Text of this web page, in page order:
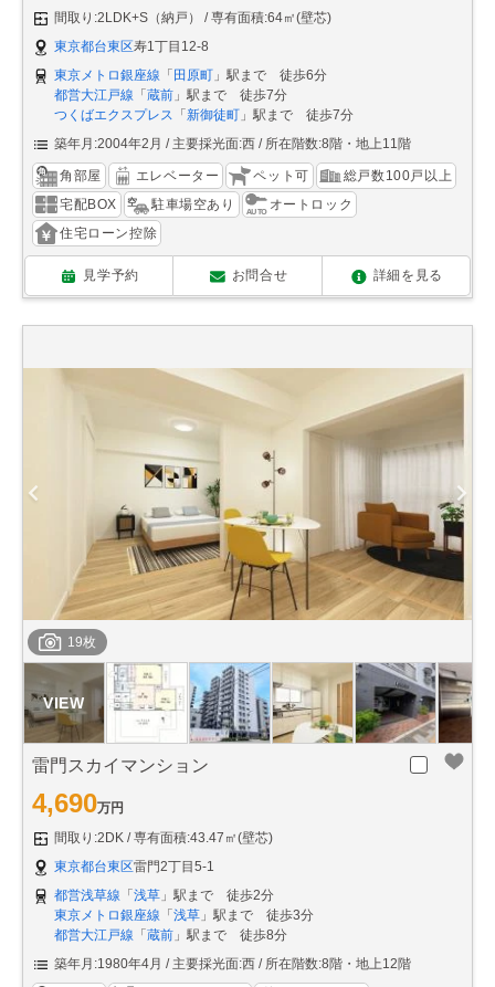
間取り:2LDK+S（納戸）
専有面積:64㎡(壁芯)
東京都台東区寿1丁目12-8
東京メトロ銀座線 「 田原町 」駅まで 徒歩6分
都営大江戸線 「 蔵前 」駅まで 徒歩7分
つくばエクスプレス 「 新御徒町 」駅まで 徒歩7分
築年月:2004年2月
主要採光面:西 所在階数:8階・地上11階
角部屋 エレベーター ペット可
総戸数100戸以上
宅配BOX
駐車場空あり
オートロック
住宅ローン控除
見学予約 お問合せ 詳細を見る
19枚
雷門スカイマンション
4,690万円
間取り:2DK
専有面積:43.47㎡(壁芯)
東京都台東区雷門2丁目5-1
都営浅草線 「 浅草 」駅まで 徒歩2分
東京メトロ銀座線 「 浅草 」駅まで 徒歩3分
都営大江戸線 「 蔵前 」駅まで 徒歩8分
築年月:1980年4月
主要採光面:西 所在階数:8階・地上12階